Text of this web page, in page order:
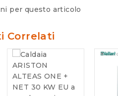
per questo articolo
Correlati